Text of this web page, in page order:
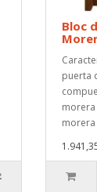
Bloc
puerta
morera
morera